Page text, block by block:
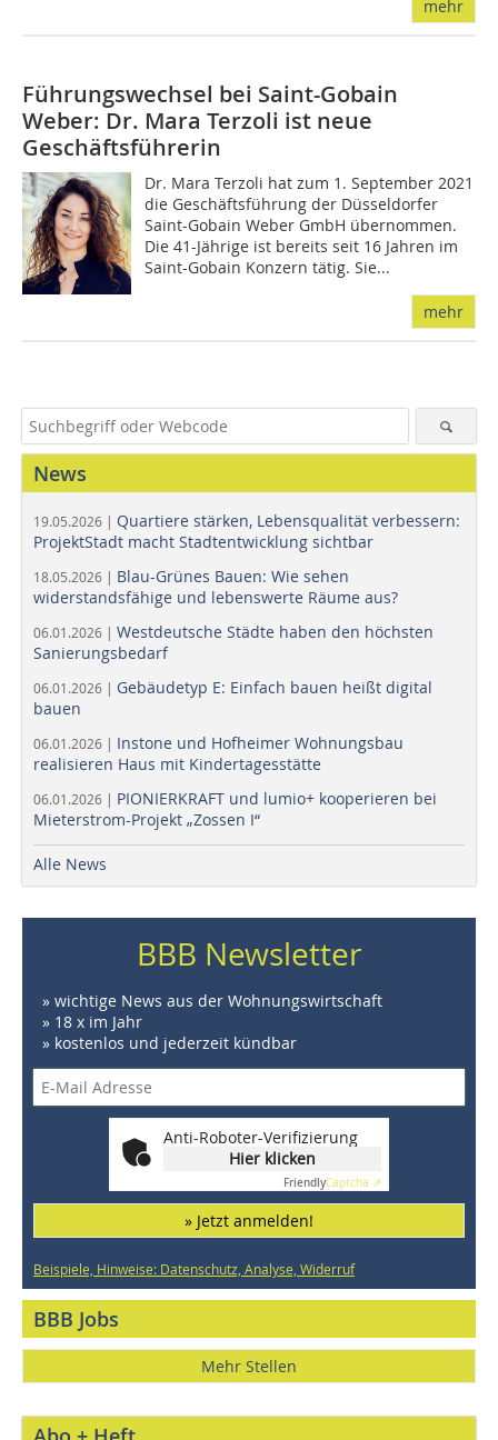
mehr
Führungswechsel bei Saint-Gobain
Weber: Dr. Mara Terzoli ist neue
Geschäftsführerin
Dr. Mara Terzoli hat zum 1. September 2021
die Geschäftsführung der Düsseldorfer
Saint-Gobain Weber GmbH übernommen.
Die 41-Jährige ist bereits seit 16 Jahren im
Saint-Gobain Konzern tätig. Sie...
mehr
News
19.05.2026 | Quartiere stärken, Lebensqualität verbessern:
ProjektStadt macht Stadtentwicklung sichtbar
18.05.2026 | Blau-Grünes Bauen: Wie sehen
widerstandsfähige und lebenswerte Räume aus?
06.01.2026 | Westdeutsche Städte haben den höchsten
Sanierungsbedarf
06.01.2026 | Gebäudetyp E: Einfach bauen heißt digital
bauen
06.01.2026 | Instone und Hofheimer Wohnungsbau
realisieren Haus mit Kindertagesstätte
06.01.2026 | PIONIERKRAFT und lumio+ kooperieren bei
Mieterstrom-Projekt „Zossen I“
Alle News
BBB Newsletter
» wichtige News aus der Wohnungswirtschaft
» 18 x im Jahr
» kostenlos und jederzeit kündbar
Anti-Roboter-Verifizierung
Hier klicken
FriendlyCaptcha ⇗
» Jetzt anmelden!
Beispiele, Hinweise: Datenschutz, Analyse, Widerruf
BBB Jobs
Mehr Stellen